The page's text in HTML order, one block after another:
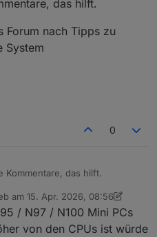
das hilft.
Forum nach Tipps zu
System
0
Kommentare, das hilft.
das Forum nach Tipps zu
neue System
am 15. Apr. 2026, 08:56
editiert von BananaJoe
/ N97 / N100 Mini PCs
von den CPUs ist würde